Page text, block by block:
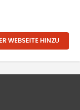
WEBSEITE HINZU